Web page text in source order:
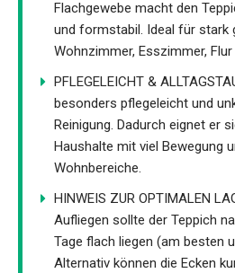
Flachgewebe macht den
und formstabil. Ideal für stark
Wohnzimmer, Esszimmer,
PFLEGELEICHT &
besonders pflegeleicht und
Reinigung. Dadurch eignet er
Haushalte mit viel Bewegung
Wohnbereiche.
HINWEIS ZUR OPTIMALEN
Aufliegen sollte der Teppich
Tage flach liegen (am besten
Alternativ können die Ecken